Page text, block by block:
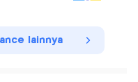
lainnya